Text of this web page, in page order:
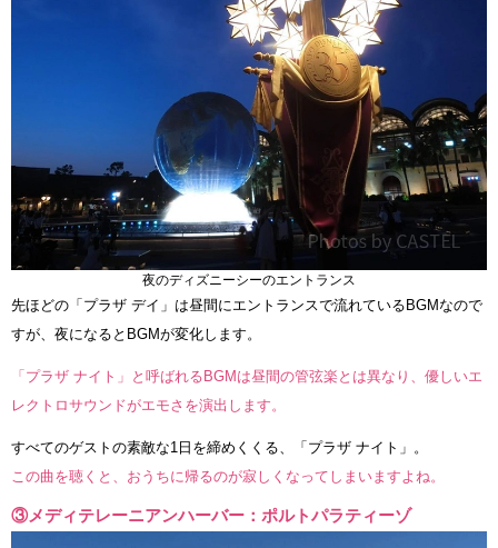
夜のディズニーシーのエントランス
先ほどの「プラザ デイ」は昼間にエントランスで流れているBGMなので
すが、夜になるとBGMが変化します。
「プラザ ナイト」と呼ばれるBGMは昼間の管弦楽とは異なり、優しいエ
レクトロサウンドがエモさを演出します。
すべてのゲストの素敵な1日を締めくくる、「プラザ ナイト」。
この曲を聴くと、おうちに帰るのが寂しくなってしまいますよね。
③メディテレーニアンハーバー：ポルトパラティーゾ